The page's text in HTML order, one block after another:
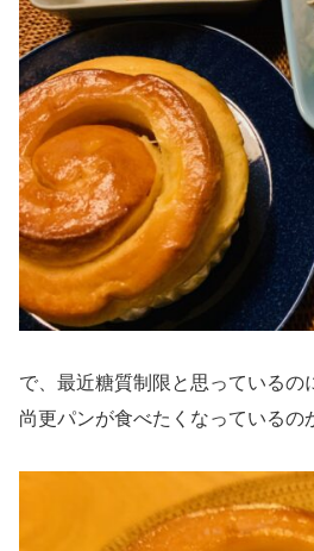
で、最近糖質制限と思っているの
尚更パンが食べたくなっているの